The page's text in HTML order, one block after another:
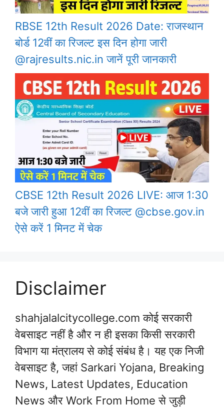
RBSE 12th Result 2026 Date: राजस्थान
बोर्ड 12वीं का रिजल्ट इस दिन होगा जारी
@rajresults.nic.in जानें पूरी जानकारी
CBSE 12th Result 2026 LIVE: आज 1:30
बजे जारी हुआ 12वीं का रिजल्ट @cbse.gov.in
ऐसे करें 1 मिनट में चेक
Disclaimer
shahjalalcitycollege.com कोई सरकारी
वेबसाइट नहीं है और न ही इसका किसी सरकारी
विभाग या मंत्रालय से कोई संबंध है। यह एक निजी
वेबसाइट है, जहां Sarkari Yojana, Breaking
News, Latest Updates, Education
News और Work From Home से जुड़ी